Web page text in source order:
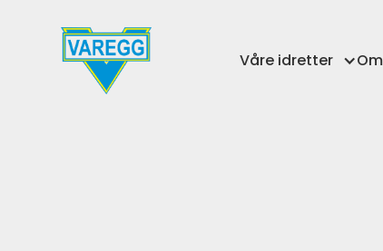
Våre idretter